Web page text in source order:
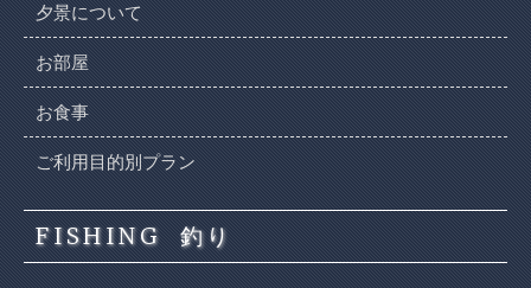
夕景について
お部屋
お食事
ご利用目的別プラン
FISHING 釣り